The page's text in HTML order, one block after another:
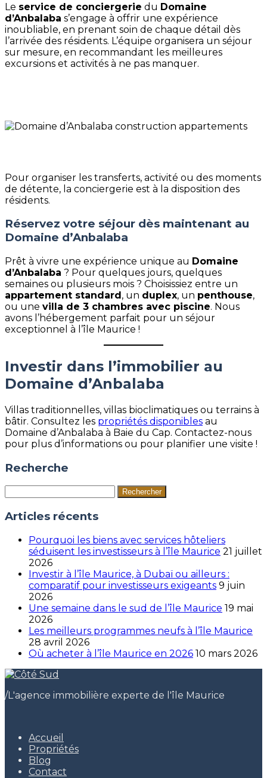
Le service de conciergerie du Domaine
d’Anbalaba s’engage à offrir une expérience
inoubliable, en prenant soin de chaque détail dès
l’arrivée des résidents. L’équipe organisera un séjour
sur mesure, en recommandant les meilleures
excursions et activités à ne pas manquer.
Pour organiser les transferts, activité ou des moments
de détente, la conciergerie est à la disposition des
résidents.
Réservez votre séjour dès maintenant au
Domaine d’Anbalaba
Prêt à vivre une expérience unique au Domaine
d’Anbalaba ? Pour quelques jours, quelques
semaines ou plusieurs mois ? Choisissiez entre un
appartement standard, un duplex, un penthouse,
ou une villa de 3 chambres avec piscine. Nous
avons l’hébergement parfait pour un séjour
exceptionnel à l’île Maurice !
Investir dans l’immobilier au
Domaine d’Anbalaba
Villas traditionnelles, villas bioclimatiques ou terrains à
bâtir. Consultez les propriétés disponibles au
Domaine d’Anbalaba à Baie du Cap. Contactez-nous
pour plus d’informations ou pour planifier une visite !
Recherche
Articles récents
Pourquoi les biens avec services hôteliers
séduisent les investisseurs à l’île Maurice 21 juillet
2026
Investir à l’île Maurice, à Dubaï ou ailleurs :
comparatif pour investisseurs exigeants 9 juin
2026
Une semaine dans le sud de l’île Maurice 19 mai
2026
Les meilleurs programmes neufs à l’île Maurice
28 avril 2026
Où acheter à l’île Maurice en 2026 10 mars 2026
/L'agence immobilière experte de l'île Maurice
Accueil
Propriétés
Blog
Contact